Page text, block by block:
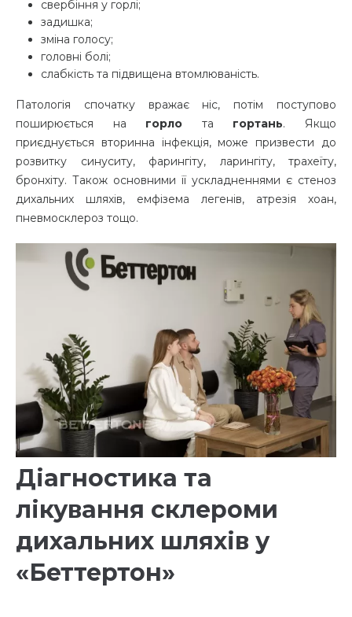
свербіння у горлі;
задишка;
зміна голосу;
головні болі;
слабкість та підвищена втомлюваність.
Патологія спочатку вражає ніс, потім поступово
поширюється на горло та гортань. Якщо
приєднується вторинна інфекція, може призвести до
розвитку синуситу, фарингіту, ларингіту, трахеїту,
бронхіту. Також основними її ускладненнями є стеноз
дихальних шляхів, емфізема легенів, атрезія хоан,
пневмосклероз тощо.
Діагностика та
лікування склероми
дихальних шляхів у
«Беттертон»